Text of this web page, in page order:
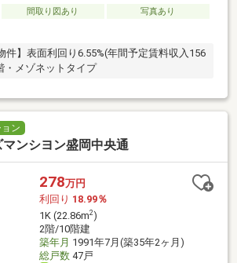
間取り図あり
写真あり
件】表面利回り6.55%(年間予定賃料収入156
・メゾネットタイプ
ン
ンシヨン盛岡中央通
278万円
利回り 18.99％
1K (22.86m2)
2階/10階建
築年月 1991年7月(築35年2ヶ月)
総戸数47戸